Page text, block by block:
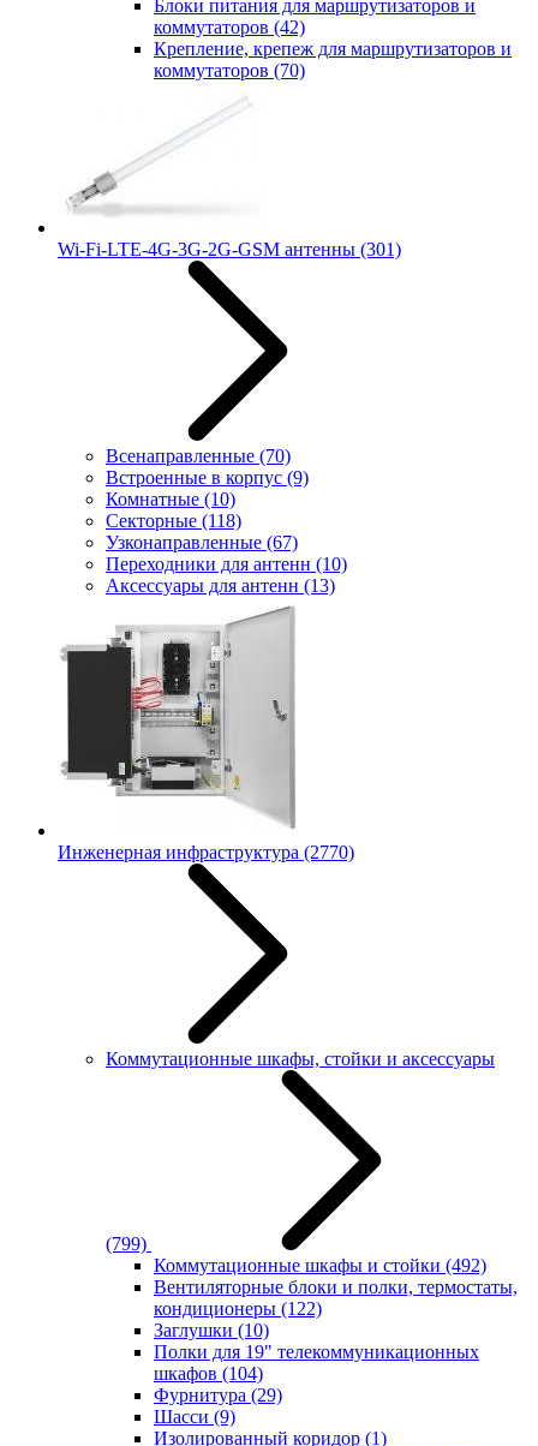
Блоки питания для маршрутизаторов и
коммутаторов (42)
Крепление, крепеж для маршрутизаторов и
коммутаторов (70)
Wi-Fi-LTE-4G-3G-2G-GSM антенны (301)
Всенаправленные (70)
Встроенные в корпус (9)
Комнатные (10)
Секторные (118)
Узконаправленные (67)
Переходники для антенн (10)
Аксессуары для антенн (13)
Инженерная инфраструктура (2770)
Коммутационные шкафы, стойки и аксессуары
(799)
Коммутационные шкафы и стойки (492)
Вентиляторные блоки и полки, термостаты,
кондиционеры (122)
Заглушки (10)
Полки для 19" телекоммуникационных
шкафов (104)
Фурнитура (29)
Шасси (9)
Изолированный коридор (1)